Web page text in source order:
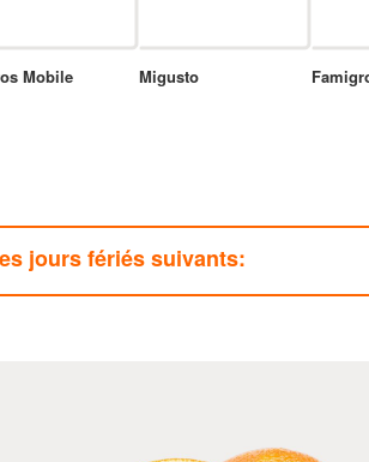
Mobile Migusto
jours fériés suivants: